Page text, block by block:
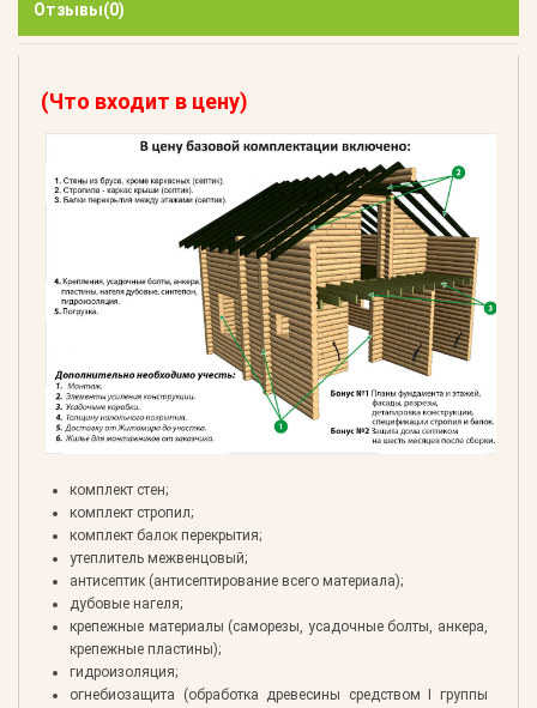
Отзывы(0)
(Что входит в цену)
комплект стен;
комплект стропил;
комплект балок перекрытия;
утеплитель межвенцовый;
антисептик (антисептирование всего материала);
дубовые нагеля;
крепежные материалы (саморезы, усадочные болты, анкера,
крепежные пластины);
гидроизоляция;
огнебиозащита (обработка древесины средством I группы